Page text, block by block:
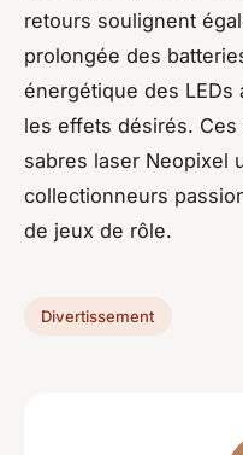
retours soulignent
prolongée des
énergétique des
les effets désirés.
sabres laser Neopixel
collectionneurs
de jeux de rôle.
Divertissement